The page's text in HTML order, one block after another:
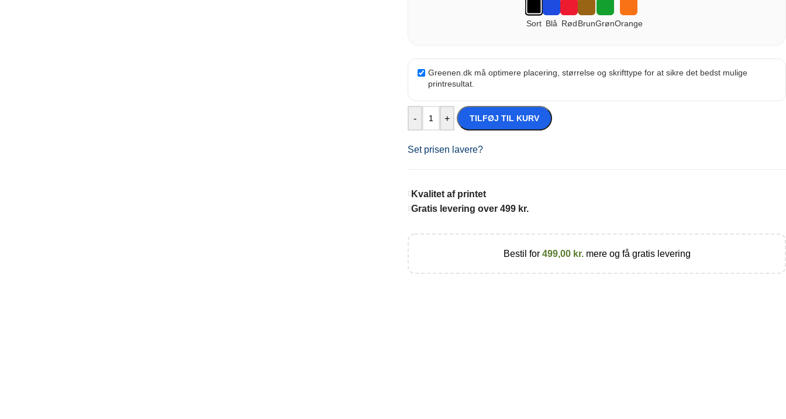
Sort Blå RødBrunGrønOrange
Greenen.dk må optimere placering, størrelse og skrifttype for at sikre det bedst mulige
printresultat.
- + TILFØJ TIL KURV
Set prisen lavere?
Kvalitet af printet
Gratis levering over 499 kr.
Bestil for 499,00 kr.mere og få gratis levering